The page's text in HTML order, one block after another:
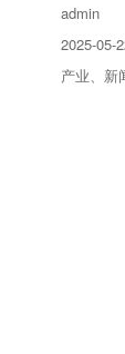
作
者
admin
发
布
于
2025-05-
分
产业、 新